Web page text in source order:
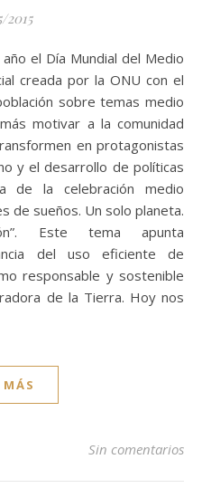
2015
creada por la ONU con el
sobre temas medio
motivar a la comunidad
en protagonistas
y el desarrollo de políticas
de la celebración medio
de sueños. Un solo planeta.
Este tema apunta
del uso eficiente de
responsable y sostenible
de la Tierra. Hoy nos
MÁS
Sin comentarios